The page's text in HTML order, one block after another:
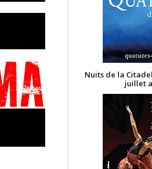
Nuits de la
juillet